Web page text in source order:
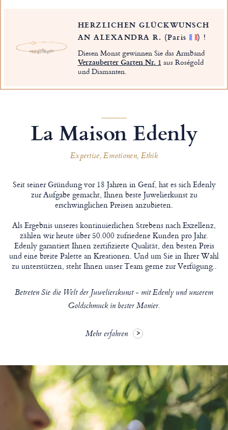
HERZLICHEN GLÜCKWUNSCH
AN ALEXANDRA R. (Paris ) !
Diesen Monat gewinnen Sie das Armband
Verzauberter Garten Nr. 1 aus Roségold
und Diamanten.
La Maison Edenly
Expertise, Emotionen, Ethik
Seit seiner Gründung vor 18 Jahren in Genf, hat es sich Edenly
zur Aufgabe gemacht, Ihnen beste Juwelierkunst zu
erschwinglichen Preisen anzubieten.
Als Ergebnis unseres kontinuierlichen Strebens nach Exzellenz,
zählen wir heute über 50.000 zufriedene Kunden pro Jahr.
Edenly garantiert Ihnen zertifizierte Qualität, den besten Preis
und eine breite Palette an Kreationen. Und um Sie in Ihrer Wahl
zu unterstützen, steht Ihnen unser Team gerne zur Verfügung..
Betreten Sie die Welt der Juwelierskunst - mit Edenly und unserem
Goldschmuck in bester Manier.
Mehr erfahren